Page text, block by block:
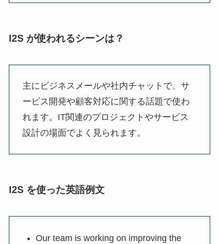
I2S が使われるシーンは？
主にビジネスメールや社内チャットで、サ
ービス開発や顧客対応に関する話題で使わ
れます。IT関連のプロジェクトやサービス
設計の場面でよく見られます。
I2S を使った英語例文
Our team is working on improving the